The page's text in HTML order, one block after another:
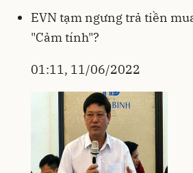
EVN tạm ngưng trả tiền
"Cảm tính"?
01:11, 11/06/2022